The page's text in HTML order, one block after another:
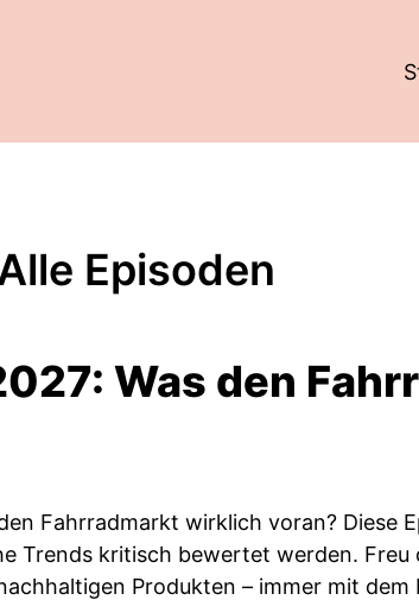
Episoden
Was den
Fahrradmarkt wirklich voran? Diese
Trends kritisch bewertet werden. Freu
Produkten – immer mit dem